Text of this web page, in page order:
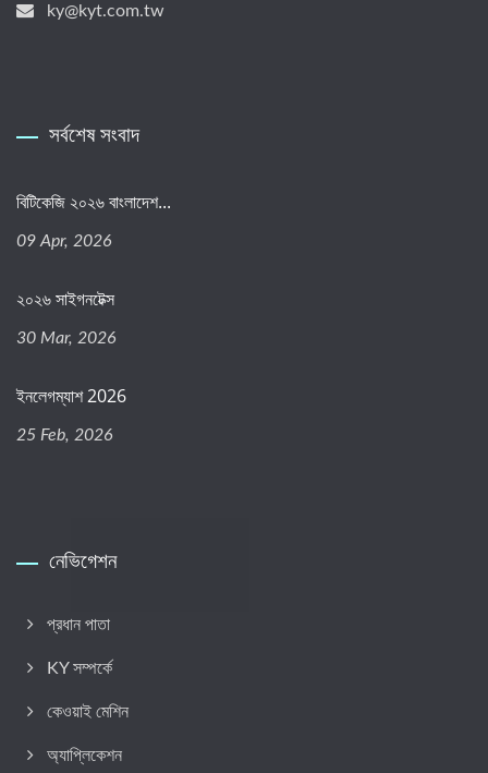
ky@kyt.com.tw
সর্বশেষ সংবাদ
বিটিকেজি ২০২৬ বাংলাদেশ...
09 Apr, 2026
২০২৬ সাইগনটেক্স
30 Mar, 2026
ইনলেগম্যাশ 2026
25 Feb, 2026
নেভিগেশন
প্রধান পাতা
KY সম্পর্কে
কেওয়াই মেশিন
অ্যাপ্লিকেশন